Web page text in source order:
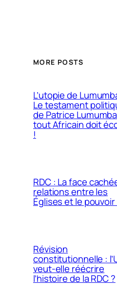
MORE POSTS
L’utopie de
Le testament
de Patrice
tout Africain doit
!
RDC : La face
relations entre les
Églises et le pouvoir
Révision
constitutionnelle :
veut-elle réécrire
l’histoire de la RDC ?